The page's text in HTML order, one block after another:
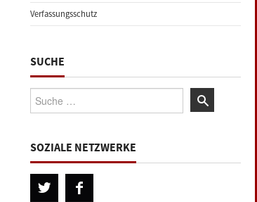
Verfassungsschutz
SUCHE
Suche:
SOZIALE NETZWERKE